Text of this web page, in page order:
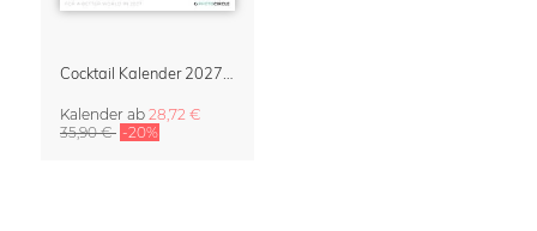
Cocktail Kalender 2027 – Retro Illustrationen von Fox and Velvet
Kalender ab 28,72 €
35,90 € -20%